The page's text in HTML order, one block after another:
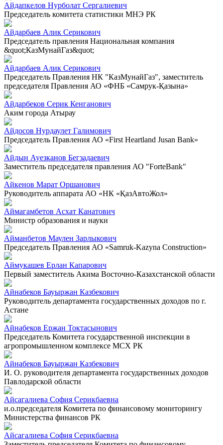
Айдапкелов Нурболат Сергалиевич
Председатель комитета статистики МНЭ РК
Айдарбаев Алик Серикович
Председатель правления Национальная компания
&quot;КазМунайГаз&quot;
Айдарбаев Алик Серикович
Председатель Правления НК "КазМунайГаз", заместитель
председателя Правления АО «ФНБ «Самрук-Қазына»
Айдарбеков Серик Кенганович
Аким города Атырау
Айдосов Нурдаулет Галимович
Председатель Правления АО «First Heartland Jusan Bank»
Айдын Ауезканов Бегзадаевич
Заместитель председателя правления АО "ForteBank"
Айкенов Марат Оршанович
Руководитель аппарата АО «НК «ҚазАвтоЖол»
Аймагамбетов Асхат Канатович
Министр образования и науки
Айманбетов Маулен Зарлыкович
Председатель Правления АО «Samruk-Kazyna Construction»
Аймукашев Ерлан Капарович
Первый заместитель Акима Восточно-Казахстанской области
Айнабеков Бауыржан Казбекович
Руководитель департамента государственных доходов по г.
Астане
Айнабеков Ержан Токтасынович
Председатель Комитета государственной инспекции в
агропромышленном комплексе МСХ РК
Айнабеков Бауыржан Казбекович
И. О. руководителя департамента государственных доходов
Павлодарской области
Айсагалиева София Серикбаевна
и.о.председателя Комитета по финансовому мониторингу
Министерства финансов РК
Айсагалиева София Серикбаевна